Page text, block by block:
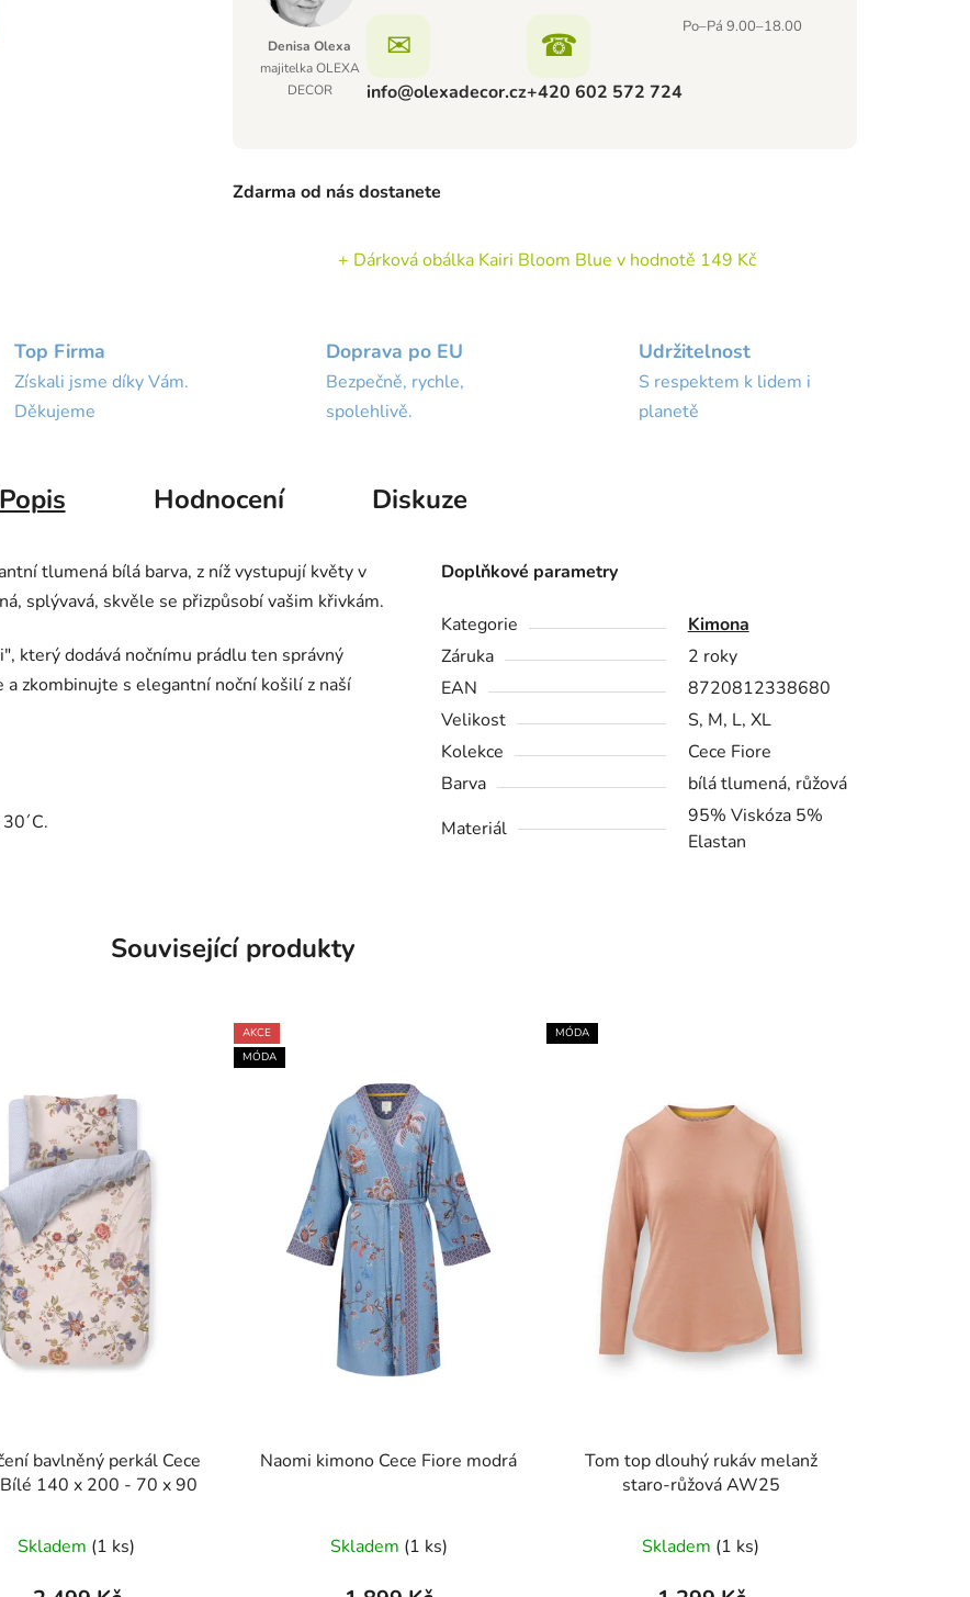
Denisa Olexa
majitelka OLEXA
DECOR
✉
info@olexadecor.cz
☎
+420 602 572 724
Po–Pá 9.00–18.00
Zdarma od nás dostanete
+ Dárková obálka Kairi Bloom Blue v hodnotě 149 Kč
Top Firma
Získali jsme díky Vám.
Děkujeme
Doprava po EU
Bezpečně, rychle,
spolehlivě.
Udržitelnost
S respektem k lidem i
planetě
Popis Hodnocení Diskuze
tlumená bílá barva, z níž vystupují květy v
splývavá, skvěle se přizpůsobí vašim křivkám.
který dodává nočnímu prádlu ten správný
a zkombinujte s elegantní noční košilíz naší
Doplňkové parametry
Kategorie
Kimona
Záruka
2 roky
EAN
8720812338680
Velikost
S, M, L, XL
Kolekce
Cece Fiore
Barva
bílá tlumená, růžová
Materiál
95% Viskóza 5%
Elastan
Související produkty
bavlněný perkál Cece
140 x 200 - 70 x 90
Skladem (1 ks)
AKCE
MÓDA
Naomi kimono Cece Fiore modrá
hodnocení
produktu
Skladem (1 ks)
MÓDA
Tom top dlouhý rukáv melanž
staro-růžová AW25
Skladem (1 ks)